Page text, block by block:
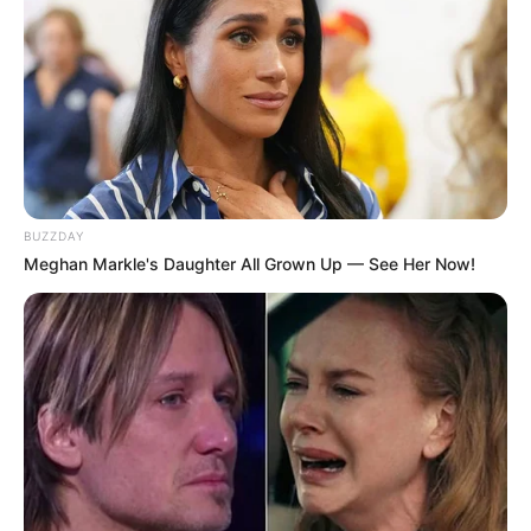
62308 ACS Iago Gouveia Alves ***.751.794-** APTO ao Curso
62309 ACS Iago Henrique de Paula Lima ***.465.048-** APTO ao
Curso
62310 ACS Iago Lima Cunha ***.635.915-** APTO ao Curso
62311 ACS Iago Lobato ***.120.928-** APTO ao Curso
BUZZDAY
Meghan Markle's Daughter All Grown Up — See Her Now!